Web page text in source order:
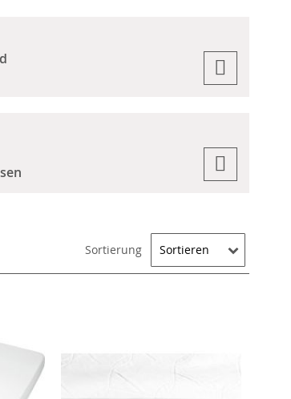
Sortierung